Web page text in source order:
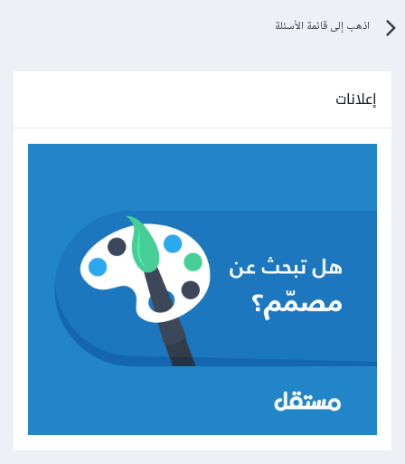
اذهب إلى قائمة الأسئلة
إعلانات